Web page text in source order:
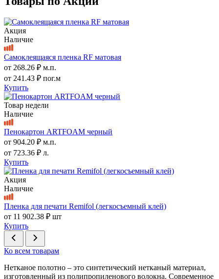
Акция
Наличие
Самоклеящаяся пленка RF матовая
от 268.26 ₽ м.п.
от 241.43 ₽ пог.м
Купить
Товар недели
Наличие
Пенокартон ARTFOAM черный
от 904.20 ₽ м.п.
от 723.36 ₽ л.
Купить
Акция
Наличие
Пленка для печати Remifol (легкосъемный клей)
от 11 902.38 ₽ шт
Купить
Ко всем товарам
Нетканое полотно – это синтетический нетканый материал,
изготовленный из полипропиленового волокна. Современное